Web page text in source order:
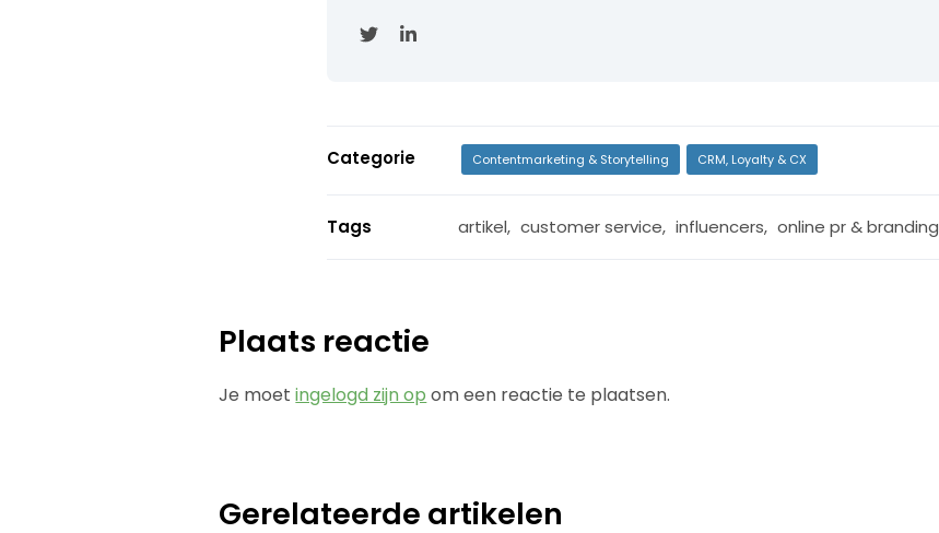
Categorie Contentmarketing & Storytelling CRM, Loyalty & CX
Tags artikel, customer service, influencers, online pr & branding
Plaats reactie
Je moetingelogd zijn op om een reactie te plaatsen.
Gerelateerde artikelen